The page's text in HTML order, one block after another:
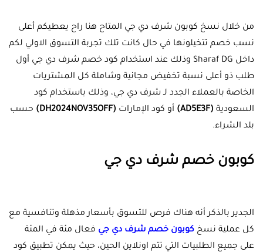
من خلال نسخ كوبون شرف دي جي المتاح هنا راح يعطيكم أعلى
نسب خصم تتخيلونها في حال كانت تلك تجربة التسوق الاولي لكم
داخل Sharaf DG وذلك عند استخدام كود خصم شرف دي جي أول
طلب ذو أعلى نسبة تخفيض مجانية وشاملة كل المشتريات
الخاصة بالعملاء الجدد لـ شرف دي جي، وذلك باستخدام كود
السعودية (AD5E3F) أو كود الإمارات (DH2024NOV35OFF)
حسب
بلد الشراء.
كوبون خصم شرف دي جي
الجدير بالذكر أنه هناك فرص للتسوق بأسعار مذهلة وتنافسية مع
كل عملية نسخ كوبون خصم شرف دي جي فعال مئة في المئة
على جميع الطلبيات التي تتم اونلاين الحين، حيث يمكن تطبيق كود